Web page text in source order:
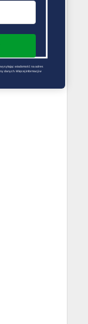
wiadomość na adres
danych. Więcej informacji w